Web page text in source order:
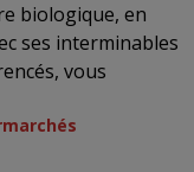
biologique, en
ses interminables
vous